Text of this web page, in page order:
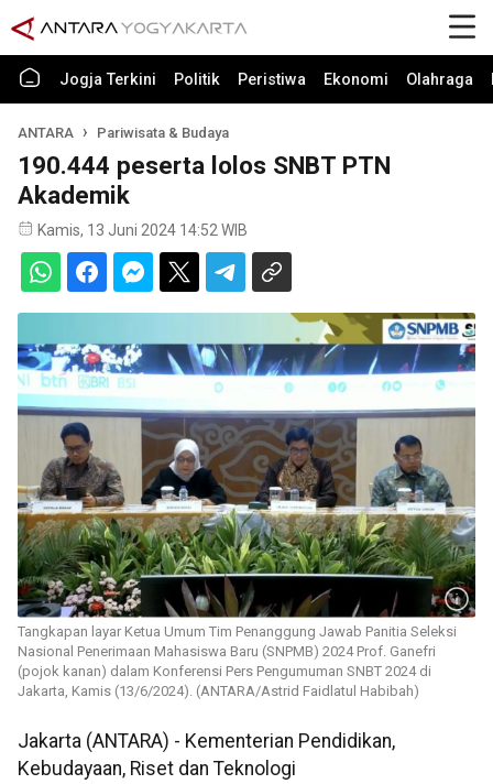
Jogja Terkini Politik Peristiwa Ekonomi Olahraga
ANTARA Pariwisata & Budaya
190.444 peserta lolos SNBT PTN
Akademik
Kamis, 13 Juni 2024 14:52 WIB
Tangkapan layar Ketua Umum Tim Penanggung Jawab Panitia Seleksi
Nasional Penerimaan Mahasiswa Baru (SNPMB) 2024 Prof. Ganefri
(pojok kanan) dalam Konferensi Pers Pengumuman SNBT 2024 di
Jakarta, Kamis (13/6/2024). (ANTARA/Astrid Faidlatul Habibah)
Jakarta (ANTARA) - Kementerian Pendidikan,
Kebudayaan, Riset dan Teknologi